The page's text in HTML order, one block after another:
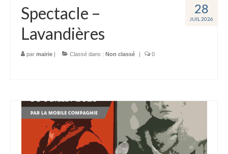
28
JUIL 2026
Spectacle –
Lavandières
par mairie | Classé dans : Non classé | 0